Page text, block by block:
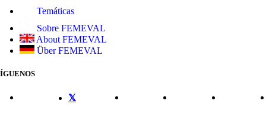
Temáticas
Sobre FEMEVAL
About FEMEVAL
Über FEMEVAL